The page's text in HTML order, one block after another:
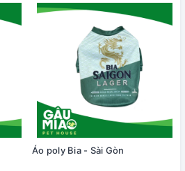
Áo poly Bia - Sài Gòn